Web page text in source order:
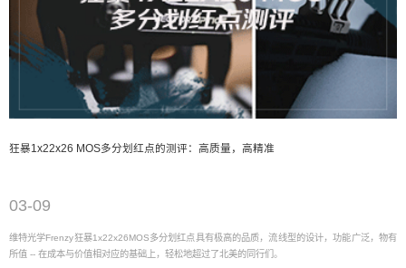
狂暴1x22x26 MOS多分划红点的测评：高质量，高精准
03-09
维特光学Frenzy狂暴1x22x26MOS多分划红点具有极高的品质，流线型的设计，功能广泛，物有
所值 -- 在成本与价值相对应的基础上，轻松地超过了北美的同行们。